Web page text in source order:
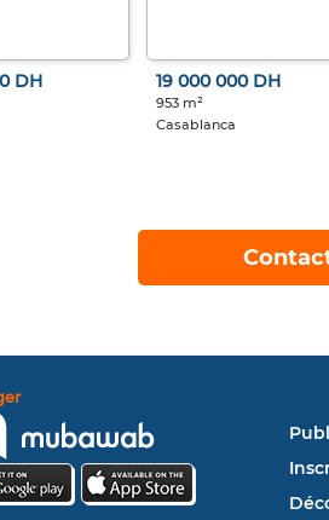
DH 19 000 000 DH
953 m²
Casablanca